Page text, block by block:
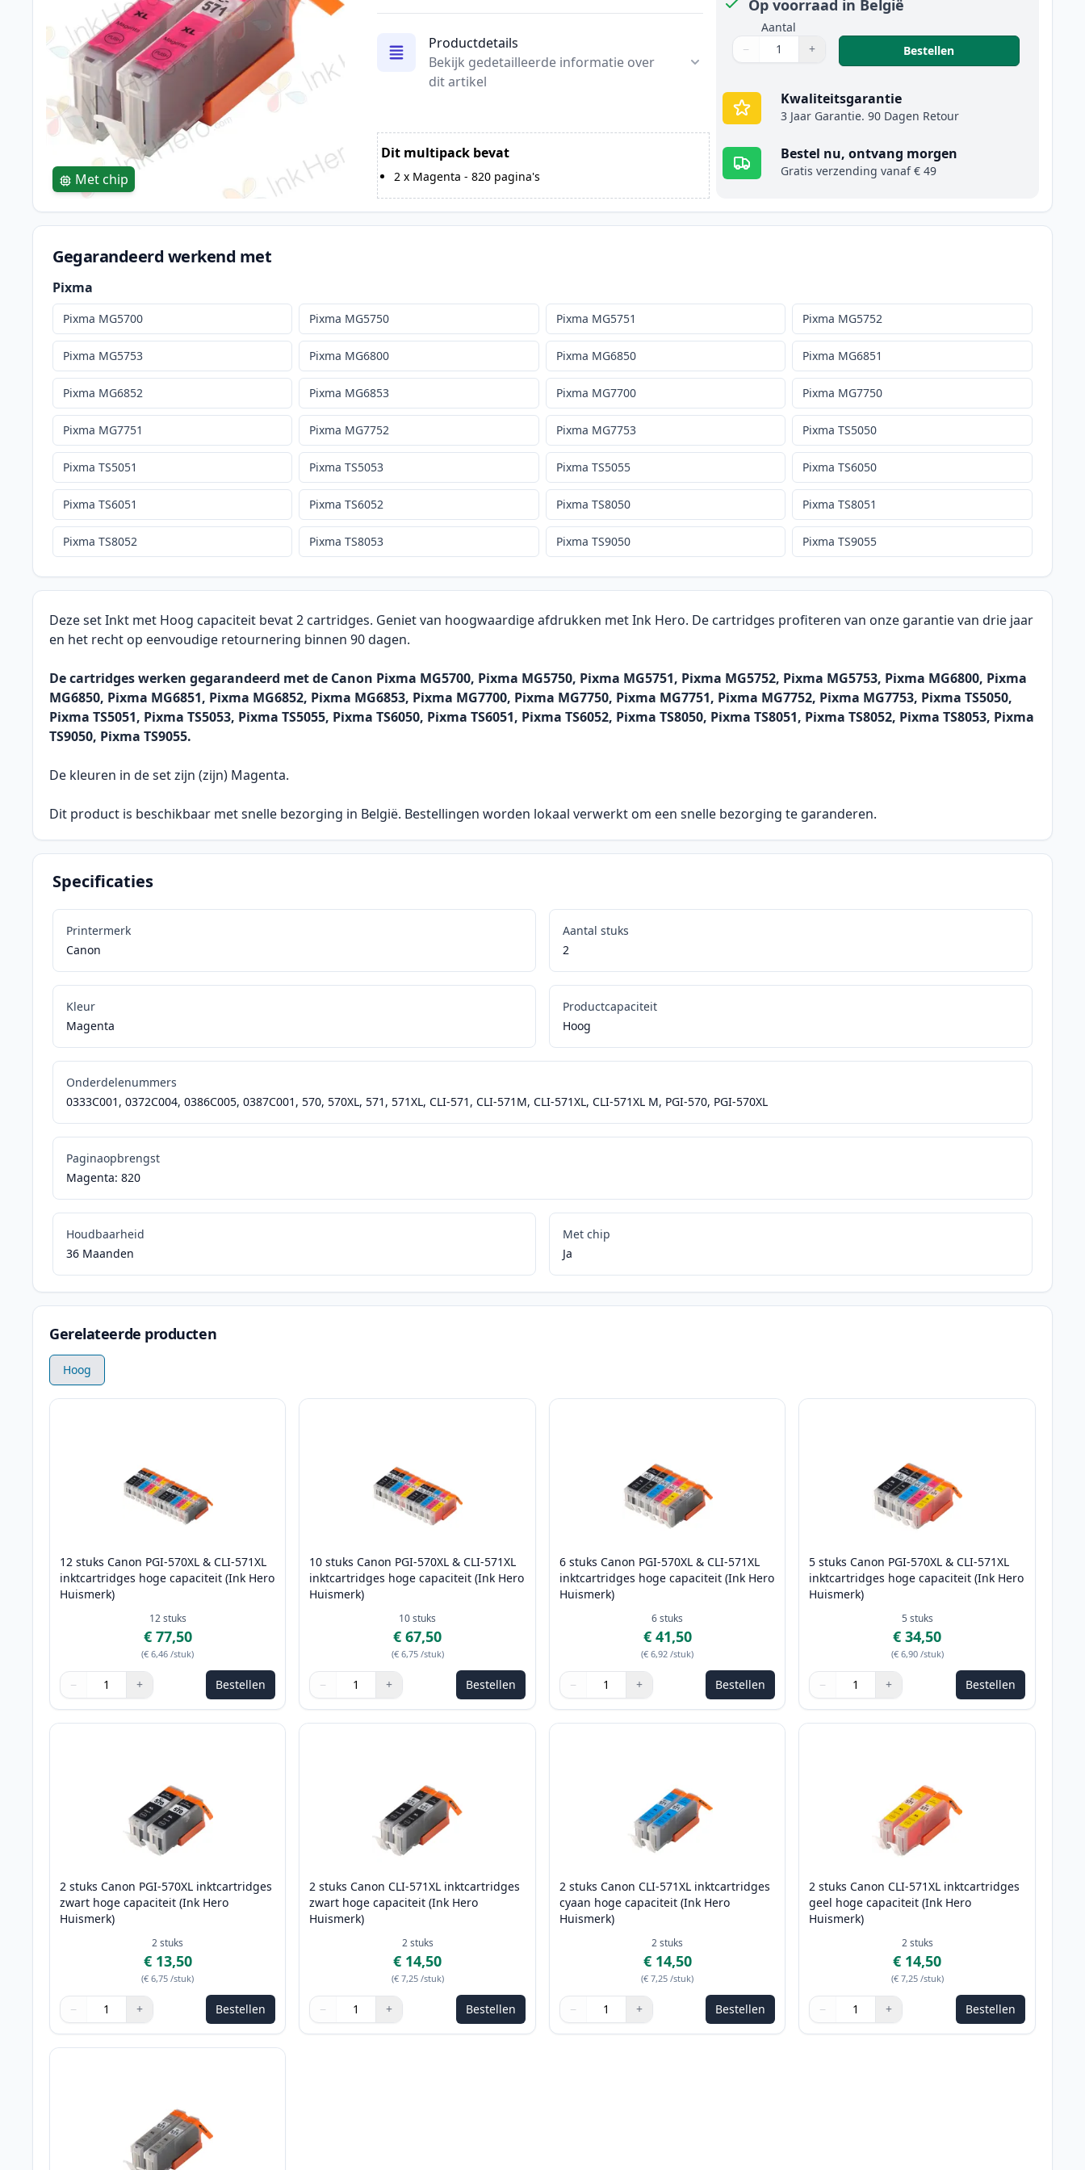
Met chip
Productdetails
Bekijk gedetailleerde informatie over
dit artikel
Dit multipack bevat
2x Magenta - 820 pagina's
Op voorraad in België
Aantal
Aantal
Gebruik de knoppen om aan te passen
− +
Aantal 1 Bestellen,
Kwaliteitsgarantie
3 Jaar Garantie. 90 Dagen Retour
Bestel nu, ontvang morgen
Gratis verzending vanaf € 49
Deze set Inkt met Hoog capaciteit bevat 2 cartridges. Geniet van hoogwaardige afdrukken met Ink Hero. De cartridges profiteren van onze garantie van drie jaar
en het recht op eenvoudige retournering binnen 90 dagen.
De cartridges werken gegarandeerd met de Canon Pixma MG5700, Pixma MG5750, Pixma MG5751, Pixma MG5752, Pixma MG5753, Pixma MG6800, Pixma
MG6850, Pixma MG6851, Pixma MG6852, Pixma MG6853, Pixma MG7700, Pixma MG7750, Pixma MG7751, Pixma MG7752, Pixma MG7753, Pixma TS5050,
Pixma TS5051, Pixma TS5053, Pixma TS5055, Pixma TS6050, Pixma TS6051, Pixma TS6052, Pixma TS8050, Pixma TS8051, Pixma TS8052, Pixma TS8053, Pixma
TS9050, Pixma TS9055.
De kleuren in de set zijn (zijn) Magenta.
Dit product is beschikbaar met snelle bezorging in België. Bestellingen worden lokaal verwerkt om een snelle bezorging te garanderen.
Specificaties
Printermerk
Canon
Aantal stuks
2
Kleur
Magenta
Productcapaciteit
Hoog
Onderdelenummers
0333C001, 0372C004, 0386C005, 0387C001, 570, 570XL, 571, 571XL, CLI-571, CLI-571M, CLI-571XL, CLI-571XL M, PGI-570, PGI-570XL
Paginaopbrengst
Magenta: 820
Houdbaarheid
36 Maanden
Met chip
Ja
Gerelateerde producten
Hoog
12 stuks Canon PGI-570XL & CLI-571XL
inktcartridges hoge capaciteit (Ink Hero
Huismerk)
12stuks
€ 77,50
(€ 6,46 /stuk)
Aantal
Gebruik de knoppen om aan te passen
− +
Aantal 1 Bestellen
10 stuks Canon PGI-570XL & CLI-571XL
inktcartridges hoge capaciteit (Ink Hero
Huismerk)
10stuks
€ 67,50
(€ 6,75 /stuk)
Aantal
Gebruik de knoppen om aan te passen
− +
Aantal 1 Bestellen
6 stuks Canon PGI-570XL & CLI-571XL
inktcartridges hoge capaciteit (Ink Hero
Huismerk)
6stuks
€ 41,50
(€ 6,92 /stuk)
Aantal
Gebruik de knoppen om aan te passen
− +
Aantal 1 Bestellen
5 stuks Canon PGI-570XL & CLI-571XL
inktcartridges hoge capaciteit (Ink Hero
Huismerk)
5 stuks
€ 34,50
(€ 6,90 /stuk)
Aantal
Gebruik de knoppen om aan te passen
− +
Aantal 1 Bestellen
2 stuks Canon PGI-570XL inktcartridges
zwart hoge capaciteit (Ink Hero
Huismerk)
2stuks
€ 13,50
(€ 6,75 /stuk)
Aantal
Gebruik de knoppen om aan te passen
− +
Aantal 1 Bestellen
2 stuks Canon CLI-571XL inktcartridges
zwart hoge capaciteit (Ink Hero
Huismerk)
2stuks
€ 14,50
(€ 7,25 /stuk)
Aantal
Gebruik de knoppen om aan te passen
− +
Aantal 1 Bestellen
2 stuks Canon CLI-571XL inktcartridges
cyaan hoge capaciteit (Ink Hero
Huismerk)
2stuks
€ 14,50
(€ 7,25 /stuk)
Aantal
Gebruik de knoppen om aan te passen
− +
Aantal 1 Bestellen
2 stuks Canon CLI-571XL inktcartridges
geel hoge capaciteit (Ink Hero
Huismerk)
2stuks
€ 14,50
(€ 7,25 /stuk)
Aantal
Gebruik de knoppen om aan te passen
− +
Aantal 1 Bestellen
Gegarandeerd werkend met
Pixma
Pixma MG5700 Pixma MG5750 Pixma MG5751 Pixma MG5752
Pixma MG5753 Pixma MG6800 Pixma MG6850 Pixma MG6851
Pixma MG6852 Pixma MG6853 Pixma MG7700 Pixma MG7750
Pixma MG7751 Pixma MG7752 Pixma MG7753 Pixma TS5050
Pixma TS5051 Pixma TS5053 Pixma TS5055 Pixma TS6050
Pixma TS6051 Pixma TS6052 Pixma TS8050 Pixma TS8051
Pixma TS8052 Pixma TS8053 Pixma TS9050 Pixma TS9055